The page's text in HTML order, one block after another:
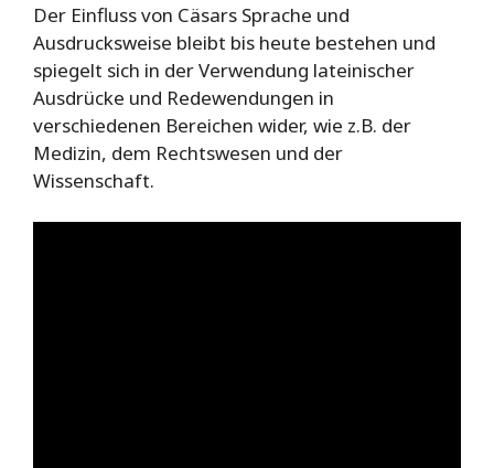
Der Einfluss von Cäsars Sprache und
Ausdrucksweise bleibt bis heute bestehen und
spiegelt sich in der Verwendung lateinischer
Ausdrücke und Redewendungen in
verschiedenen Bereichen wider, wie z.B. der
Medizin, dem Rechtswesen und der
Wissenschaft.